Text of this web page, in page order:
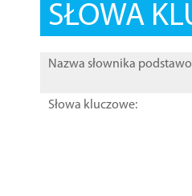
SŁOWA
Nazwa słownika
Słowa kluczowe: